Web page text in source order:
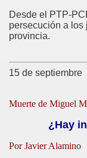
Desde el PTP-
persecución a los
provincia.
15 de septiembre
Muerte de Miguel
¿Hay
Por Javier Alamino